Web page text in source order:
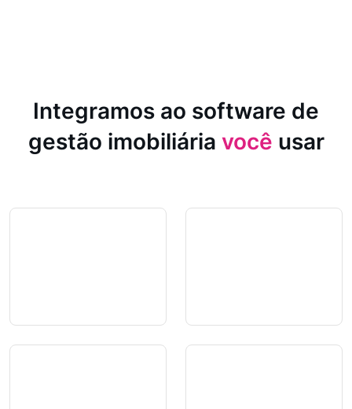
Integramos ao software de
gestão imobiliária você usar